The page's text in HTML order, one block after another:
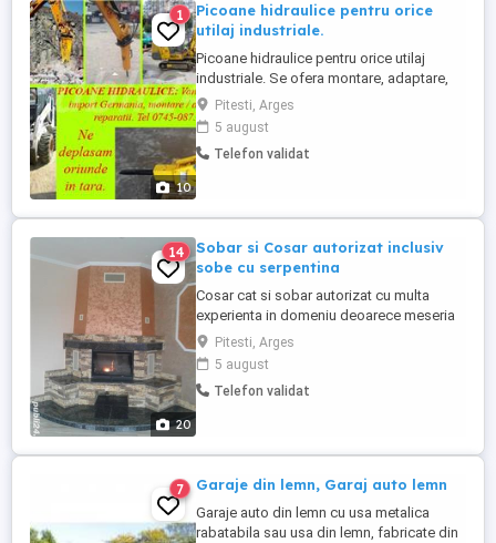
10
1
Picoane hidraulice pentru orice
utilaj industriale.
Picoane hidraulice pentru orice utilaj
industriale. Se ofera montare, adaptare,
reparatie, vanzare si garantie. Importuri noi
sau SH din Germania. Ne deplasam
oriunde in tara, Relatii doar la telefon /
WhatsApp: Fii sociabil, distribuie anunțul
Pitesti, Arges
5 august
Telefon validat
20
14
Sobar si Cosar autorizat inclusiv
sobe cu serpentina
Cosar cat si sobar autorizat cu multa
experienta in domeniu deoarece meseria
este mostenire de familie,fac si refac
orice fel de soba ,cos, semineu ,gratar
sau cuptor de gradina , de pizza , etc.
Curatam centrale, sobe ,cosuri si eliberam
Pitesti, Arges
5 august
Telefon validat
7 Garaje din lemn, Garaj auto lemn
Garaje auto din lemn cu usa metalica
rabatabila sau usa din lemn, fabricate din